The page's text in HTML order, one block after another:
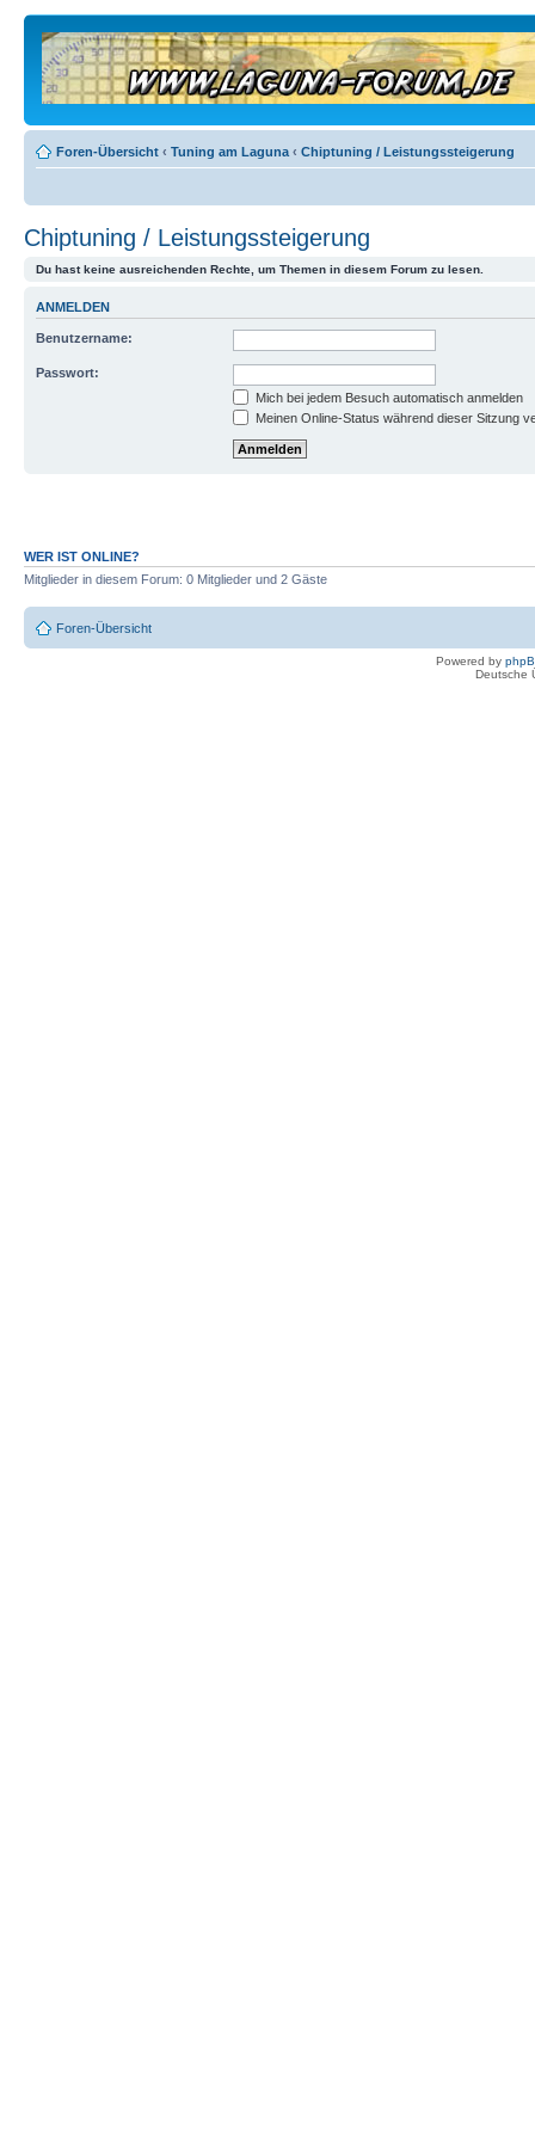
Foren-Übersicht ‹ Tuning am Laguna ‹ Chiptuning / Leistungssteigerung
Chiptuning / Leistungssteigerung
Du hast keine ausreichenden Rechte, um Themen in diesem Forum zu lesen.
ANMELDEN
Benutzername:
Passwort:
Mich bei jedem Besuch automatisch anmelden
Meinen Online-Status während dieser Sitzung
WER IST ONLINE?
Mitglieder in diesem Forum: 0 Mitglieder und 2 Gäste
Foren-Übersicht
Powered by
Deutsche